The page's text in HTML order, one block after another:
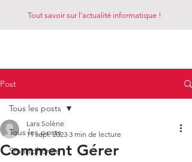
Tout savoir sur l'actualité informatique !
Post
Tous les posts
Smartphones
Tous les posts
Comment Gérer
Lara Solène
11 sept. 2023 3 min de lecture